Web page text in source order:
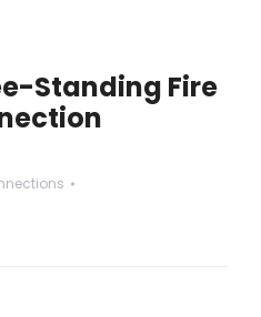
Standing Fire